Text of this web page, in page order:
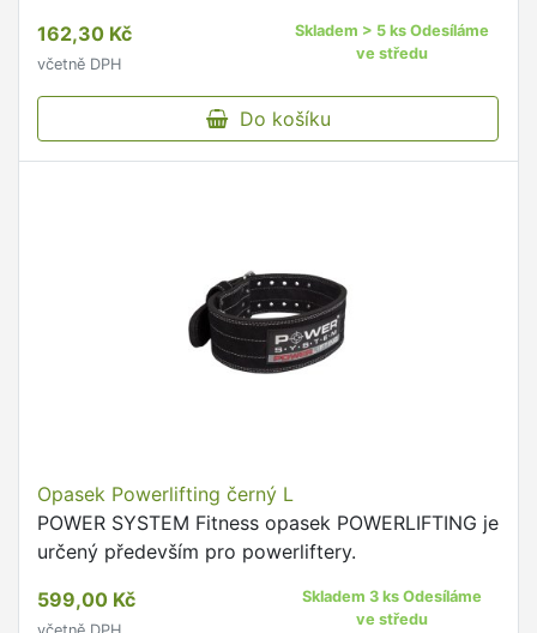
162,30 Kč
včetně DPH
Skladem > 5 ks Odesíláme
ve středu
Do košíku
Opasek Powerlifting černý L
POWER SYSTEM Fitness opasek POWERLIFTING je
určený především pro powerliftery.
599,00 Kč
Skladem 3 ks Odesíláme
ve středu